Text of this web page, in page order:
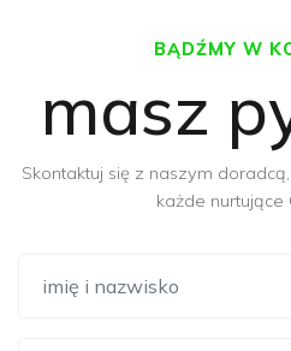
BĄDŹMY W
masz
Skontaktuj się z naszym
każde nurtujące